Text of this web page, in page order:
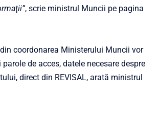
, scrie ministrul Muncii pe pagina
coordonarea Ministerului Muncii vor
parole de acces, datele necesare despre
direct din REVISAL, arată ministrul